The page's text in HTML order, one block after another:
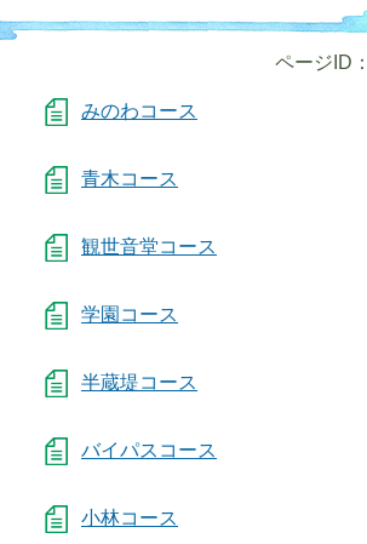
ページID：
みのわコース
青木コース
観世音堂コース
学園コース
半蔵堤コース
バイパスコース
小林コース